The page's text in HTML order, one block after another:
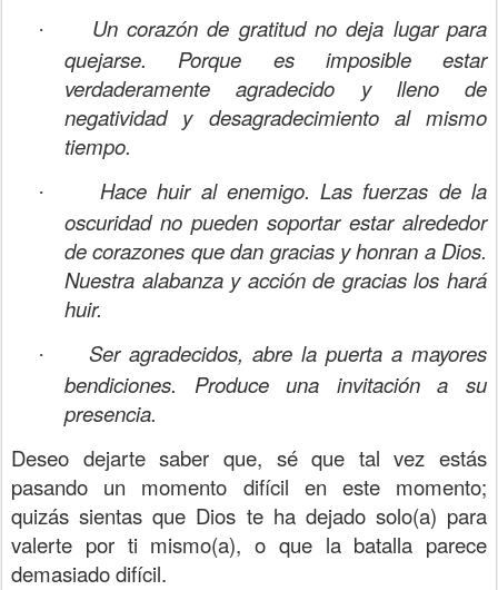
·
Un corazón de gratitud no deja lugar para
quejarse. Porque es imposible estar
verdaderamente agradecido y lleno de
negatividad y desagradecimiento al mismo
tiempo.
·
Hace huir al enemigo. Las fuerzas de la
oscuridad no pueden soportar estar alrededor
de corazones que dan gracias y honran a Dios.
Nuestra alabanza y acción de gracias los hará
huir.
·
Ser agradecidos, abre la puerta a mayores
bendiciones. Produce una invitación a su
presencia.
Deseo dejarte saber que, sé que tal vez estás
pasando un momento difícil en este momento;
quizás sientas que Dios te ha dejado solo(a) para
valerte por ti mismo(a), o que la batalla parece
demasiado difícil.